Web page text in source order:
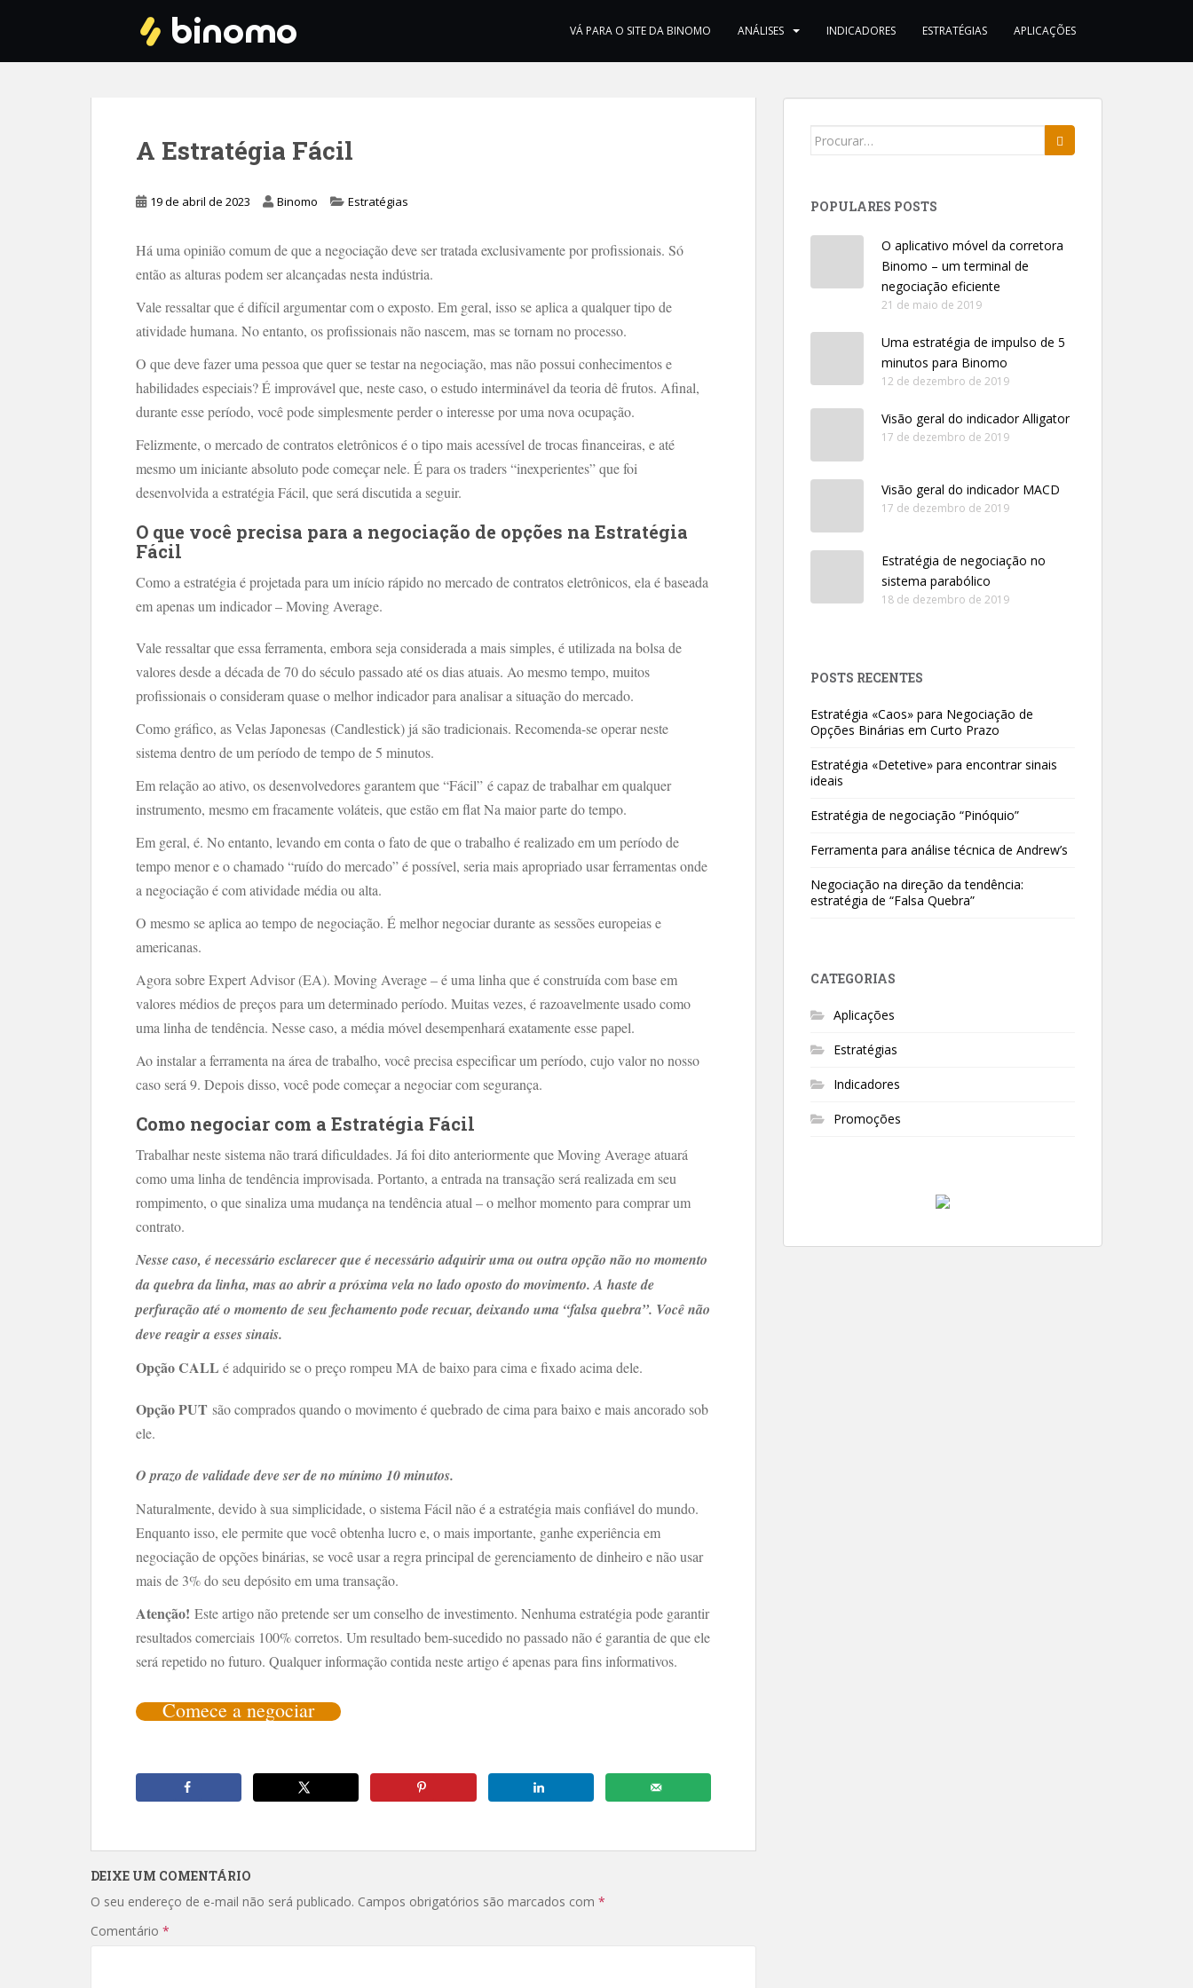
VÁ PARA O SITE DA BINOMO ANÁLISES INDICADORES ESTRATÉGIAS APLICAÇÕES
A Estratégia Fácil
19 de abril de 2023 Binomo Estratégias
Há uma opinião comum de que a negociação deve ser tratada exclusivamente por profissionais. Só
então as alturas podem ser alcançadas nesta indústria.
Vale ressaltar que é difícil argumentar com o exposto. Em geral, isso se aplica a qualquer tipo de
atividade humana. No entanto, os profissionais não nascem, mas se tornam no processo.
O que deve fazer uma pessoa que quer se testar na negociação, mas não possui conhecimentos e
habilidades especiais? É improvável que, neste caso, o estudo interminável da teoria dê frutos. Afinal,
durante esse período, você pode simplesmente perder o interesse por uma nova ocupação.
Felizmente, o mercado de contratos eletrônicos é o tipo mais acessível de trocas financeiras, e até
mesmo um iniciante absoluto pode começar nele. É para os traders “inexperientes” que foi
desenvolvida a estratégia Fácil, que será discutida a seguir.
O que você precisa para a negociação de opções na Estratégia
Fácil
Como a estratégia é projetada para um início rápido no mercado de contratos eletrônicos, ela é baseada
em apenas um indicador – Moving Average.
Vale ressaltar que essa ferramenta, embora seja considerada a mais simples, é utilizada na bolsa de
valores desde a década de 70 do século passado até os dias atuais. Ao mesmo tempo, muitos
profissionais o consideram quase o melhor indicador para analisar a situação do mercado.
Como gráfico, as Velas Japonesas (Candlestick) já são tradicionais. Recomenda-se operar neste
sistema dentro de um período de tempo de 5 minutos.
Em relação ao ativo, os desenvolvedores garantem que “Fácil” é capaz de trabalhar em qualquer
instrumento, mesmo em fracamente voláteis, que estão em flat Na maior parte do tempo.
Em geral, é. No entanto, levando em conta o fato de que o trabalho é realizado em um período de
tempo menor e o chamado “ruído do mercado” é possível, seria mais apropriado usar ferramentas onde
a negociação é com atividade média ou alta.
O mesmo se aplica ao tempo de negociação. É melhor negociar durante as sessões europeias e
americanas.
Agora sobre Expert Advisor (EA). Moving Average – é uma linha que é construída com base em
valores médios de preços para um determinado período. Muitas vezes, é razoavelmente usado como
uma linha de tendência. Nesse caso, a média móvel desempenhará exatamente esse papel.
Ao instalar a ferramenta na área de trabalho, você precisa especificar um período, cujo valor no nosso
caso será 9. Depois disso, você pode começar a negociar com segurança.
Como negociar com a Estratégia Fácil
Trabalhar neste sistema não trará dificuldades. Já foi dito anteriormente que Moving Average atuará
como uma linha de tendência improvisada. Portanto, a entrada na transação será realizada em seu
rompimento, o que sinaliza uma mudança na tendência atual – o melhor momento para comprar um
contrato.
Nesse caso, é necessário esclarecer que é necessário adquirir uma ou outra opção não no momento
da quebra da linha, mas ao abrir a próxima vela no lado oposto do movimento. A haste de
perfuração até o momento de seu fechamento pode recuar, deixando uma “falsa quebra”. Você não
deve reagir a esses sinais.
Opção CALL é adquirido se o preço rompeu MA de baixo para cima e fixado acima dele.
Opção PUT são comprados quando o movimento é quebrado de cima para baixo e mais ancorado sob
ele.
O prazo de validade deve ser de no mínimo 10 minutos.
Naturalmente, devido à sua simplicidade, o sistema Fácil não é a estratégia mais confiável do mundo.
Enquanto isso, ele permite que você obtenha lucro e, o mais importante, ganhe experiência em
negociação de opções binárias, se você usar a regra principal de gerenciamento de dinheiro e não usar
mais de 3% do seu depósito em uma transação.
Atenção! Este artigo não pretende ser um conselho de investimento. Nenhuma estratégia pode garantir
resultados comerciais 100% corretos. Um resultado bem-sucedido no passado não é garantia de que ele
será repetido no futuro. Qualquer informação contida neste artigo é apenas para fins informativos.
Comece a negociar
DEIXE UM COMENTÁRIO
O seu endereço de e-mail não será publicado. Campos obrigatórios são marcados com *
Comentário *
Search
POPULARES POSTS
O aplicativo móvel da corretora
Binomo – um terminal de
negociação eficiente
21 de maio de 2019
Uma estratégia de impulso de 5
minutos para Binomo
12 de dezembro de 2019
Visão geral do indicador Alligator
17 de dezembro de 2019
Visão geral do indicador MACD
17 de dezembro de 2019
Estratégia de negociação no
sistema parabólico
18 de dezembro de 2019
POSTS RECENTES
Estratégia «Caos» para Negociação de
Opções Binárias em Curto Prazo
Estratégia «Detetive» para encontrar sinais
ideais
Estratégia de negociação “Pinóquio”
Ferramenta para análise técnica de Andrew’s
Negociação na direção da tendência:
estratégia de “Falsa Quebra”
CATEGORIAS
Aplicações
Estratégias
Indicadores
Promoções